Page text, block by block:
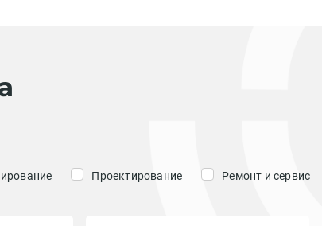
Проектирование Ремонт и сервис